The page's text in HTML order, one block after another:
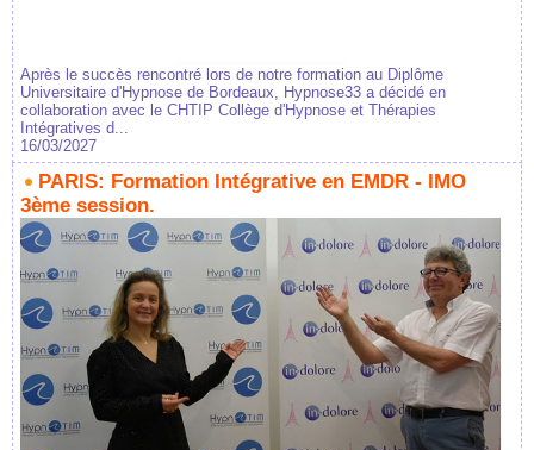
Après le succès rencontré lors de notre formation au Diplôme
Universitaire d'Hypnose de Bordeaux, Hypnose33 a décidé en
collaboration avec le CHTIP Collège d'Hypnose et Thérapies
Intégratives d...
16/03/2027
PARIS: Formation Intégrative en EMDR - IMO
3ème session.